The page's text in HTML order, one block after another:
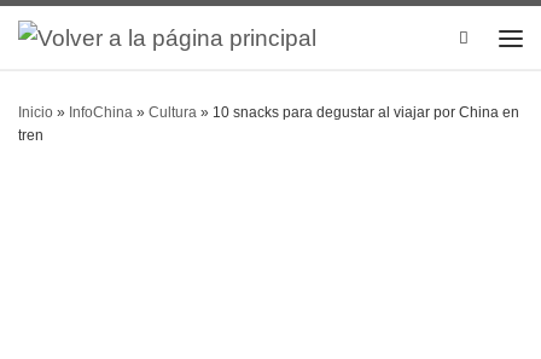
Search
Inicio » InfoChina » Cultura » 10 snacks para degustar al viajar por China en
tren